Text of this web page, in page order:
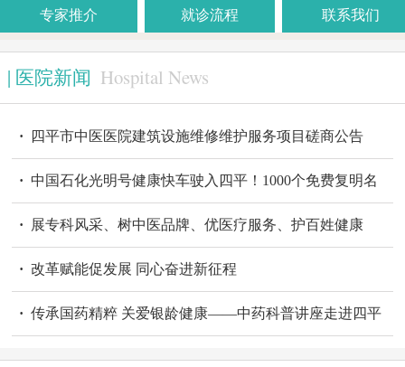
专家推介 就诊流程 联系我们
| 医院新闻 Hospital News
· 四平市中医医院建筑设施维修维护服务项目磋商公告
· 中国石化光明号健康快车驶入四平！1000个免费复明名
额，点亮“睛”彩人生
· 展专科风采、树中医品牌、优医疗服务、护百姓健康
· 改革赋能促发展 同心奋进新征程
· 传承国药精粹 关爱银龄健康——中药科普讲座走进四平
老年开放大学